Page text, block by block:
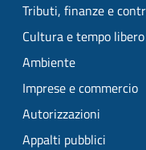
Tributi, finanze e
Cultura e tempo libero
Ambiente
Imprese e commercio
Autorizzazioni
Appalti pubblici